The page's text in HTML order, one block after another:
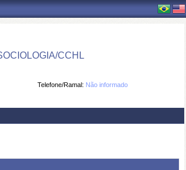
CCHL
Telefone/Ramal: Não informado